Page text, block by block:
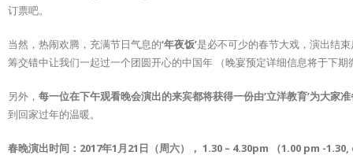
订票吧。
当然，热闹欢腾，充满节日气息的‘年夜饭’是必不可少的春节大戏，演出结
筹交错中让我们一起过一个团圆开心的中国年 （晚宴预定详细信息将于下期
另外， 每一位在下午观看晚会演出的来宾都将获得一份由‘立洋教育’为大家
到回家过年的温暖。
春晚演出时间：2017年1月21日（周六）， 1.30 – 4.30pm （1.00 pm -